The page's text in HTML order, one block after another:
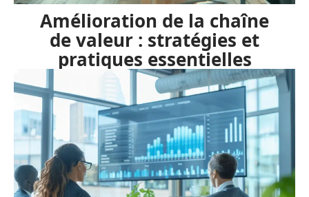
Amélioration de la chaîne
de valeur : stratégies et
pratiques essentielles